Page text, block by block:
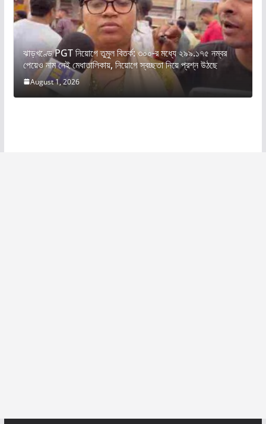
ঝাড়খণ্ডে PGT নিয়োগে তুমুল বিতর্ক: ৩০০-র মধ্যে ২৯৯.১৭৫ নম্বর
পেয়েও নাম নেই মেধাতালিকায়, নিয়োগে স্বচ্ছতা নিয়ে প্রশ্ন উঠছে
August 1, 2026